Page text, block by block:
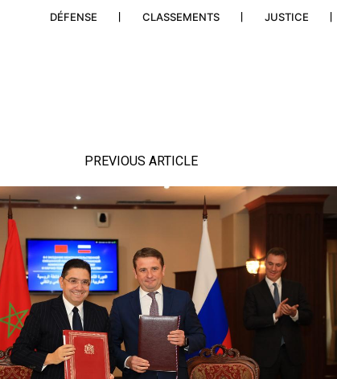
DÉFENSE CLASSEMENTS JUSTICE
PREVIOUS ARTICLE